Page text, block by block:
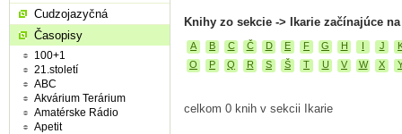
Knihy zo sekcie -> Ikarie začínajúce na
A B C Č D E F G H J
O
P Q R S Š T U V W X
celkom 0 knih v sekcii Ikarie
Cudzojazyčná
Časopisy
100+1
21.století
ABC
Akvárium Terárium
Amatérske Rádio
Apetit